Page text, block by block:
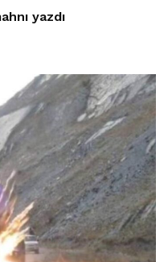
yazdı